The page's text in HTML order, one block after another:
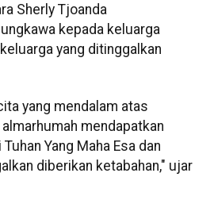
Sherly Tjoanda
kepada keluarga
yang ditinggalkan
yang mendalam atas
mendapatkan
Yang Maha Esa dan
diberikan ketabahan," ujar